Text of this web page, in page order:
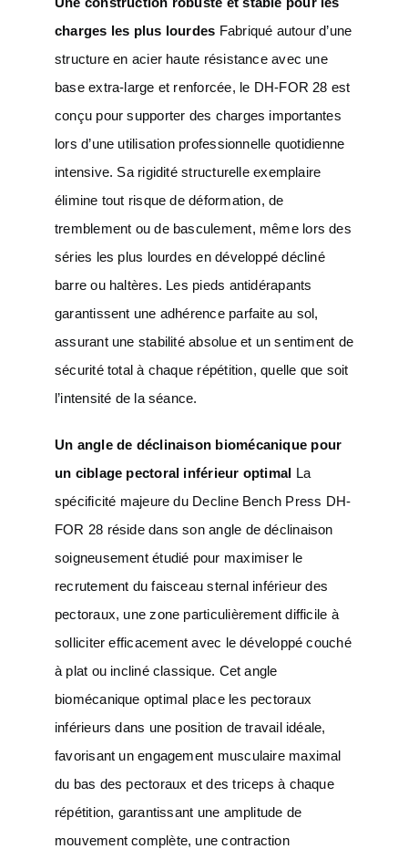
charges les plus lourdes Fabriqué autour d’une
structure en acier haute résistance avec une
base extra-large et renforcée, le DH-FOR 28 est
conçu pour supporter des charges importantes
lors d’une utilisation professionnelle quotidienne
intensive. Sa rigidité structurelle exemplaire
élimine tout risque de déformation, de
tremblement ou de basculement, même lors des
séries les plus lourdes en développé décliné
barre ou haltères. Les pieds antidérapants
garantissent une adhérence parfaite au sol,
assurant une stabilité absolue et un sentiment de
sécurité total à chaque répétition, quelle que soit
l’intensité de la séance.
Un angle de déclinaison biomécanique pour
un ciblage pectoral inférieur optimal La
spécificité majeure du Decline Bench Press DH-
FOR 28 réside dans son angle de déclinaison
soigneusement étudié pour maximiser le
recrutement du faisceau sternal inférieur des
pectoraux, une zone particulièrement difficile à
solliciter efficacement avec le développé couché
à plat ou incliné classique. Cet angle
biomécanique optimal place les pectoraux
inférieurs dans une position de travail idéale,
favorisant un engagement musculaire maximal
du bas des pectoraux et des triceps à chaque
répétition, garantissant une amplitude de
mouvement complète, une contraction